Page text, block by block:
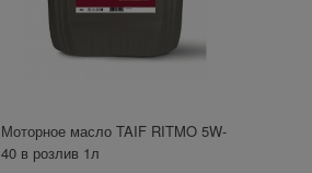
Моторное масло TAIF RITMO 5W-
40 в розлив 1л